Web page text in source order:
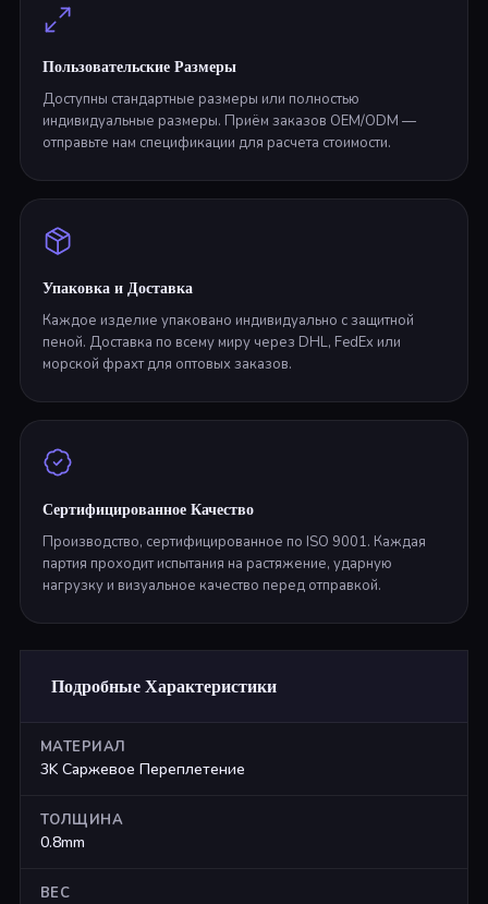
Пользовательские Размеры
Доступны стандартные размеры или полностью
индивидуальные размеры. Приём заказов OEM/ODM —
отправьте нам спецификации для расчета стоимости.
Упаковка и Доставка
Каждое изделие упаковано индивидуально с защитной
пеной. Доставка по всему миру через DHL, FedEx или
морской фрахт для оптовых заказов.
Сертифицированное Качество
Производство, сертифицированное по ISO 9001. Каждая
партия проходит испытания на растяжение, ударную
нагрузку и визуальное качество перед отправкой.
Подробные Характеристики
МАТЕРИАЛ
3K Саржевое Переплетение
ТОЛЩИНА
0.8mm
ВЕС